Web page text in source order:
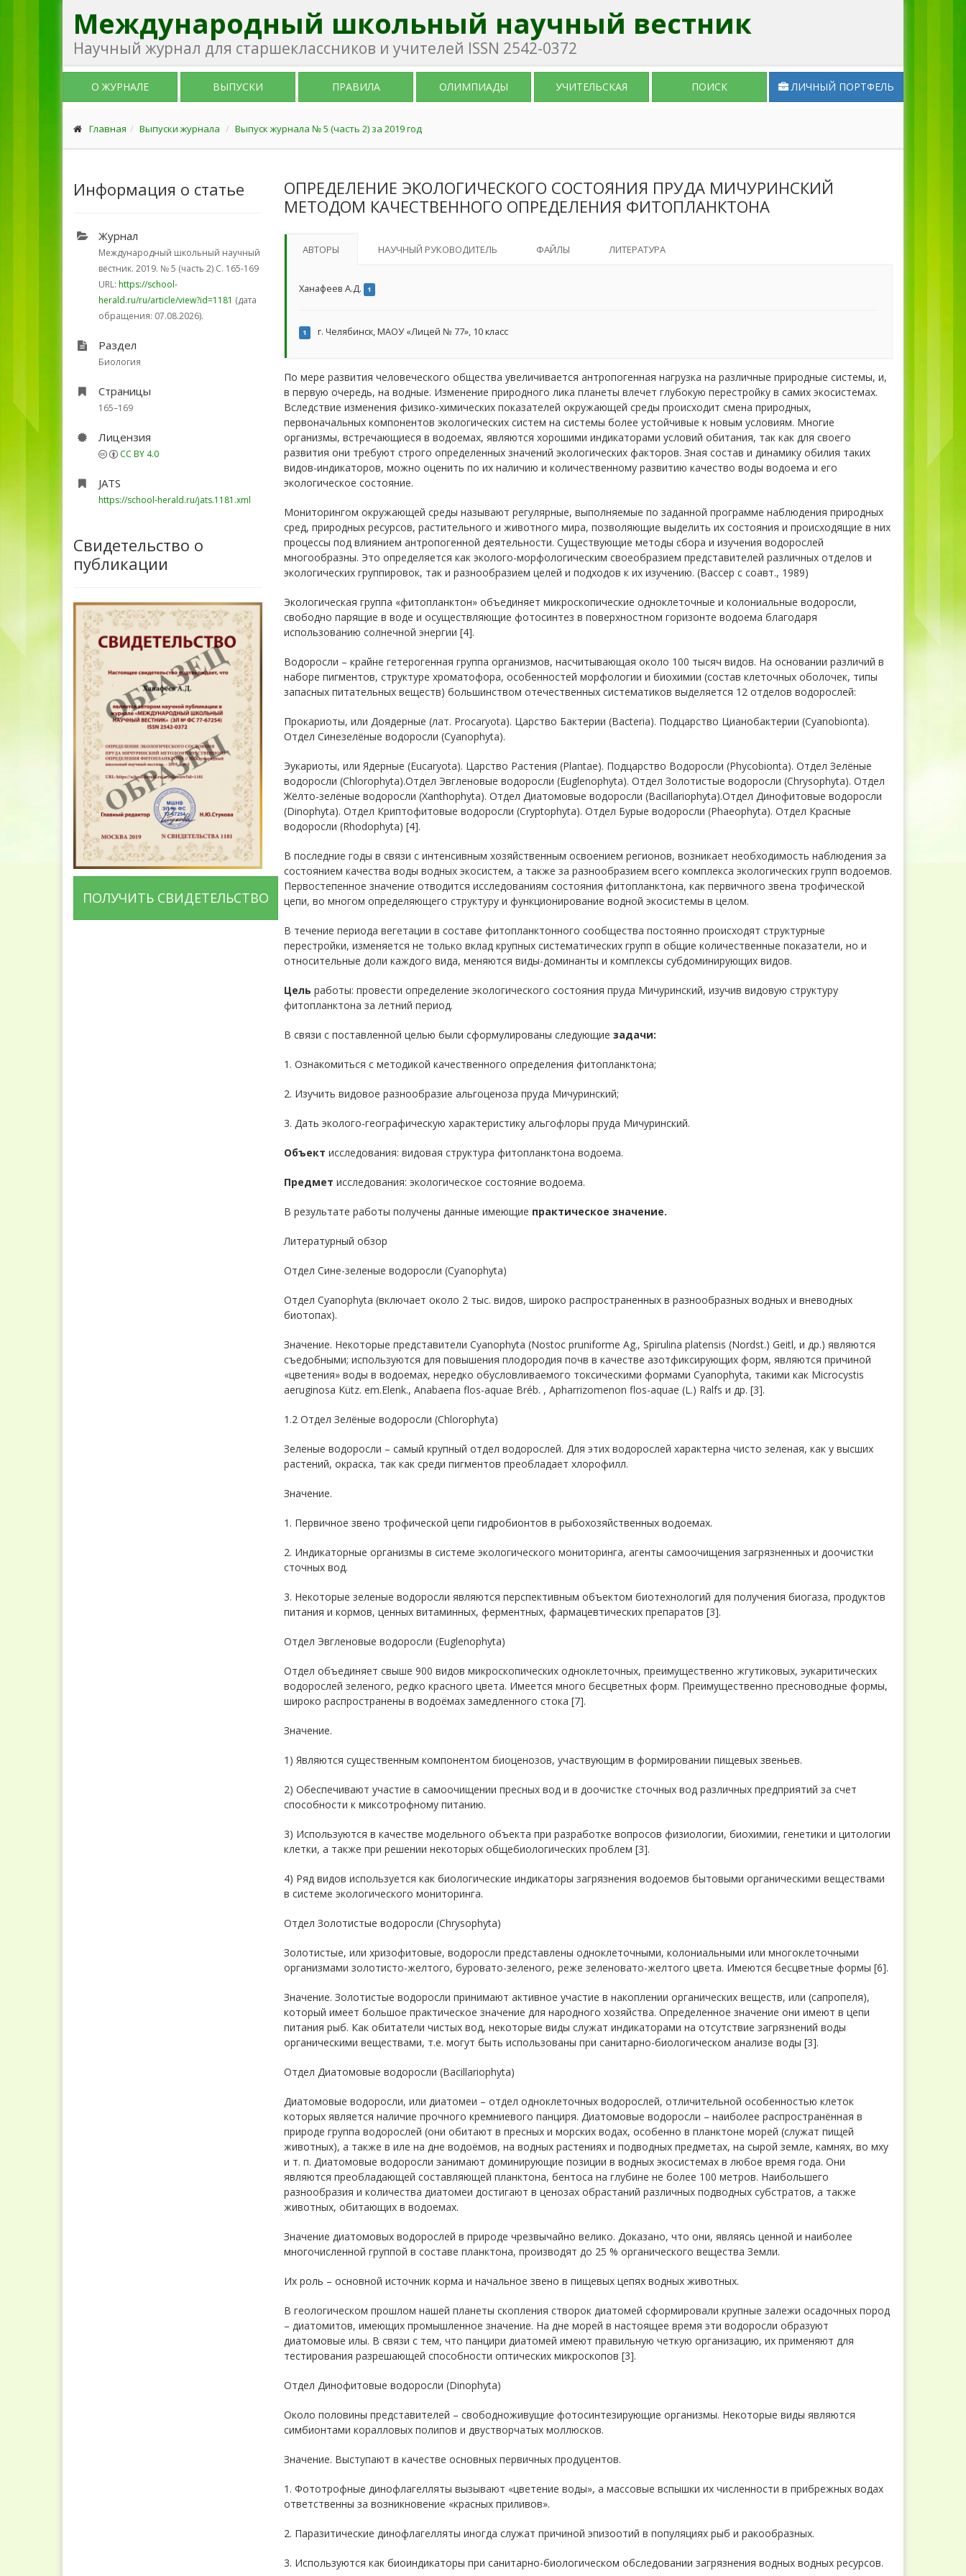
Международный школьный научный вестник
Научный журнал для старшеклассников и учителей ISSN 2542-0372
О ЖУРНАЛЕ ВЫПУСКИ ПРАВИЛА ОЛИМПИАДЫ УЧИТЕЛЬСКАЯ ПОИСК ЛИЧНЫЙ ПОРТФЕЛЬ
Главная Выпуски журнала Выпуск журнала № 5 (часть 2) за 2019 год
Информация о статье
Журнал
Международный школьный научный
вестник. 2019. № 5 (часть 2) С. 165-169
URL: https://school-
herald.ru/ru/article/view?id=1181 (дата
обращения: 07.08.2026).
Раздел
Биология
Страницы
165–169
Лицензия
CC BY 4.0
JATS
https://school-herald.ru/jats.1181.xml
Свидетельство о
публикации
ПОЛУЧИТЬ СВИДЕТЕЛЬСТВО
ОПРЕДЕЛЕНИЕ ЭКОЛОГИЧЕСКОГО СОСТОЯНИЯ ПРУДА МИЧУРИНСКИЙ
МЕТОДОМ КАЧЕСТВЕННОГО ОПРЕДЕЛЕНИЯ ФИТОПЛАНКТОНА
АВТОРЫ НАУЧНЫЙ РУКОВОДИТЕЛЬ ФАЙЛЫ ЛИТЕРАТУРА
Ханафеев А.Д. 1
1 г. Челябинск, МАОУ «Лицей № 77», 10 класс
По мере развития человеческого общества увеличивается антропогенная нагрузка на различные природные системы, и,
в первую очередь, на водные. Изменение природного лика планеты влечет глубокую перестройку в самих экосистемах.
Вследствие изменения физико-химических показателей окружающей среды происходит смена природных,
первоначальных компонентов экологических систем на системы более устойчивые к новым условиям. Многие
организмы, встречающиеся в водоемах, являются хорошими индикаторами условий обитания, так как для своего
развития они требуют строго определенных значений экологических факторов. Зная состав и динамику обилия таких
видов-индикаторов, можно оценить по их наличию и количественному развитию качество воды водоема и его
экологическое состояние.
Мониторингом окружающей среды называют регулярные, выполняемые по заданной программе наблюдения природных
сред, природных ресурсов, растительного и животного мира, позволяющие выделить их состояния и происходящие в них
процессы под влиянием антропогенной деятельности. Существующие методы сбора и изучения водорослей
многообразны. Это определяется как эколого-морфологическим своеобразием представителей различных отделов и
экологических группировок, так и разнообразием целей и подходов к их изучению. (Вассер с соавт., 1989)
Экологическая группа «фитопланктон» объединяет микроскопические одноклеточные и колониальные водоросли,
свободно парящие в воде и осуществляющие фотосинтез в поверхностном горизонте водоема благодаря
использованию солнечной энергии [4].
Водоросли – крайне гетерогенная группа организмов, насчитывающая около 100 тысяч видов. На основании различий в
наборе пигментов, структуре хроматофора, особенностей морфологии и биохимии (состав клеточных оболочек, типы
запасных питательных веществ) большинством отечественных систематиков выделяется 12 отделов водорослей:
Прокариоты, или Доядерные (лат. Procaryota). Царство Бактерии (Bacteria). Подцарство Цианобактерии (Cyanobionta).
Отдел Синезелёные водоросли (Cyanophyta).
Эукариоты, или Ядерные (Eucaryota). Царство Растения (Plantae). Подцарство Водоросли (Phycobionta). Отдел Зелёные
водоросли (Chlorophyta).Отдел Эвгленовые водоросли (Euglenophyta). Отдел Золотистые водоросли (Chrysophyta). Отдел
Жёлто-зелёные водоросли (Xanthophyta). Отдел Диатомовые водоросли (Bacillariophyta).Отдел Динофитовые водоросли
(Dinophyta). Отдел Криптофитовые водоросли (Cryptophyta). Отдел Бурые водоросли (Phaeophyta). Отдел Красные
водоросли (Rhodophyta) [4].
В последние годы в связи с интенсивным хозяйственным освоением регионов, возникает необходимость наблюдения за
состоянием качества воды водных экосистем, а также за разнообразием всего комплекса экологических групп водоемов.
Первостепенное значение отводится исследованиям состояния фитопланктона, как первичного звена трофической
цепи, во многом определяющего структуру и функционирование водной экосистемы в целом.
В течение периода вегетации в составе фитопланктонного сообщества постоянно происходят структурные
перестройки, изменяется не только вклад крупных систематических групп в общие количественные показатели, но и
относительные доли каждого вида, меняются виды-доминанты и комплексы субдоминирующих видов.
Цель работы: провести определение экологического состояния пруда Мичуринский, изучив видовую структуру
фитопланктона за летний период.
В связи с поставленной целью были сформулированы следующие задачи:
1. Ознакомиться с методикой качественного определения фитопланктона;
2. Изучить видовое разнообразие альгоценоза пруда Мичуринский;
3. Дать эколого-географическую характеристику альгофлоры пруда Мичуринский.
Объект исследования: видовая структура фитопланктона водоема.
Предмет исследования: экологическое состояние водоема.
В результате работы получены данные имеющие практическое значение.
Литературный обзор
Отдел Сине-зеленые водоросли (Сyanophyta)
Отдел Cyanophyta (включает около 2 тыс. видов, широко распространенных в разнообразных водных и вневодных
биотопах).
Значение. Некоторые представители Cyanophyta (Nostoc pruniforme Ag., Spirulina platensis (Nordst.) Geitl, и др.) являются
съедобными; используются для повышения плодородия почв в качестве азотфиксирующих форм, являются причиной
«цветения» воды в водоемах, нередко обусловливаемого токсическими формами Cyanophyta, такими как Microcystis
aeruginosa Kütz. em.Elenk., Anabaena flos-aquae Bréb. , Apharrizomenon flos-aquae (L.) Ralfs и др. [3].
1.2 Отдел Зелёные водоросли (Chlorophyta)
Зеленые водоросли – самый крупный отдел водорослей. Для этих водорослей характерна чисто зеленая, как у высших
растений, окраска, так как среди пигментов преобладает хлорофилл.
Значение.
1. Первичное звено трофической цепи гидробионтов в рыбохозяйственных водоемах.
2. Индикаторные организмы в системе экологического мониторинга, агенты самоочищения загрязненных и доочистки
сточных вод.
3. Некоторые зеленые водоросли являются перспективным объектом биотехнологий для получения биогаза, продуктов
питания и кормов, ценных витаминных, ферментных, фармацевтических препаратов [3].
Отдел Эвгленовые водоросли (Euglenophyta)
Отдел объединяет свыше 900 видов микроскопических одноклеточных, преимущественно жгутиковых, эукаритических
водорослей зеленого, редко красного цвета. Имеется много бесцветных форм. Преимущественно пресноводные формы,
широко распространены в водоёмах замедленного стока [7].
Значение.
1) Являются существенным компонентом биоценозов, участвующим в формировании пищевых звеньев.
2) Обеспечивают участие в самоочищении пресных вод и в доочистке сточных вод различных предприятий за счет
способности к миксотрофному питанию.
3) Используются в качестве модельного объекта при разработке вопросов физиологии, биохимии, генетики и цитологии
клетки, а также при решении некоторых общебиологических проблем [3].
4) Ряд видов используется как биологические индикаторы загрязнения водоемов бытовыми органическими веществами
в системе экологического мониторинга.
Отдел Золотистые водоросли (Сhrysophyta)
Золотистые, или хризофитовые, водоросли представлены одноклеточными, колониальными или многоклеточными
организмами золотисто-желтого, буровато-зеленого, реже зеленовато-желтого цвета. Имеются бесцветные формы [6].
Значение. Золотистые водоросли принимают активное участие в накоплении opгaнических веществ, или (сапропеля),
который имеет большое практическое значение для народного хозяйства. Определенное значение они имеют в цепи
питания рыб. Как обитатели чистых вод, некоторые виды служат индикаторами на отсутствие загрязнений воды
органическими веществами, т.е. могут быть использованы при санитарно-биологическом анализе воды [3].
Отдел Диатомовые водоросли (Bacillariophyta)
Диатомовые водоросли, или диатомеи – отдел одноклеточных водорослей, отличительной особенностью клеток
которых является наличие прочного кремниевого панциря. Диатомовые водоросли – наиболее распространённая в
природе группа водорослей (они обитают в пресных и морских водах, особенно в планктоне морей (служат пищей
животных), а также в иле на дне водоёмов, на водных растениях и подводных предметах, на сырой земле, камнях, во мху
и т. п. Диатомовые водоросли занимают доминирующие позиции в водных экосистемах в любое время года. Они
являются преобладающей составляющей планктона, бентоса на глубине не более 100 метров. Наибольшего
разнообразия и количества диатомеи достигают в ценозах обрастаний различных подводных субстратов, а также
животных, обитающих в водоемах.
Значение диатомовых водорослей в природе чрезвычайно велико. Доказано, что они, являясь ценной и наиболее
многочисленной группой в составе планктона, производят до 25 % органического вещества Земли.
Их роль – основной источник корма и начальное звено в пищевых цепях водных животных.
В геологическом прошлом нашей планеты скопления створок диатомей сформировали крупные залежи осадочных пород
– диатомитов, имеющих промышленное значение. На дне морей в настоящее время эти водоросли образуют
диатомовые илы. В связи с тем, что панцири диатомей имеют правильную четкую организацию, их применяют для
тестирования разрешающей способности оптических микроскопов [3].
Отдел Динофитовые водоросли (Dinophyta)
Около половины представителей – свободноживущие фотосинтезирующие организмы. Некоторые виды являются
симбионтами коралловых полипов и двустворчатых моллюсков.
Значение. Выступают в качестве основных первичных продуцентов.
1. Фототрофные динофлагелляты вызывают «цветение воды», а массовые вспышки их численности в прибрежных водах
ответственны за возникновение «красных приливов».
2. Паразитические динофлагелляты иногда служат причиной эпизоотий в популяциях рыб и ракообразных.
3. Используются как биоиндикаторы при санитарно-биологическом обследовании загрязнения водных водных ресурсов.